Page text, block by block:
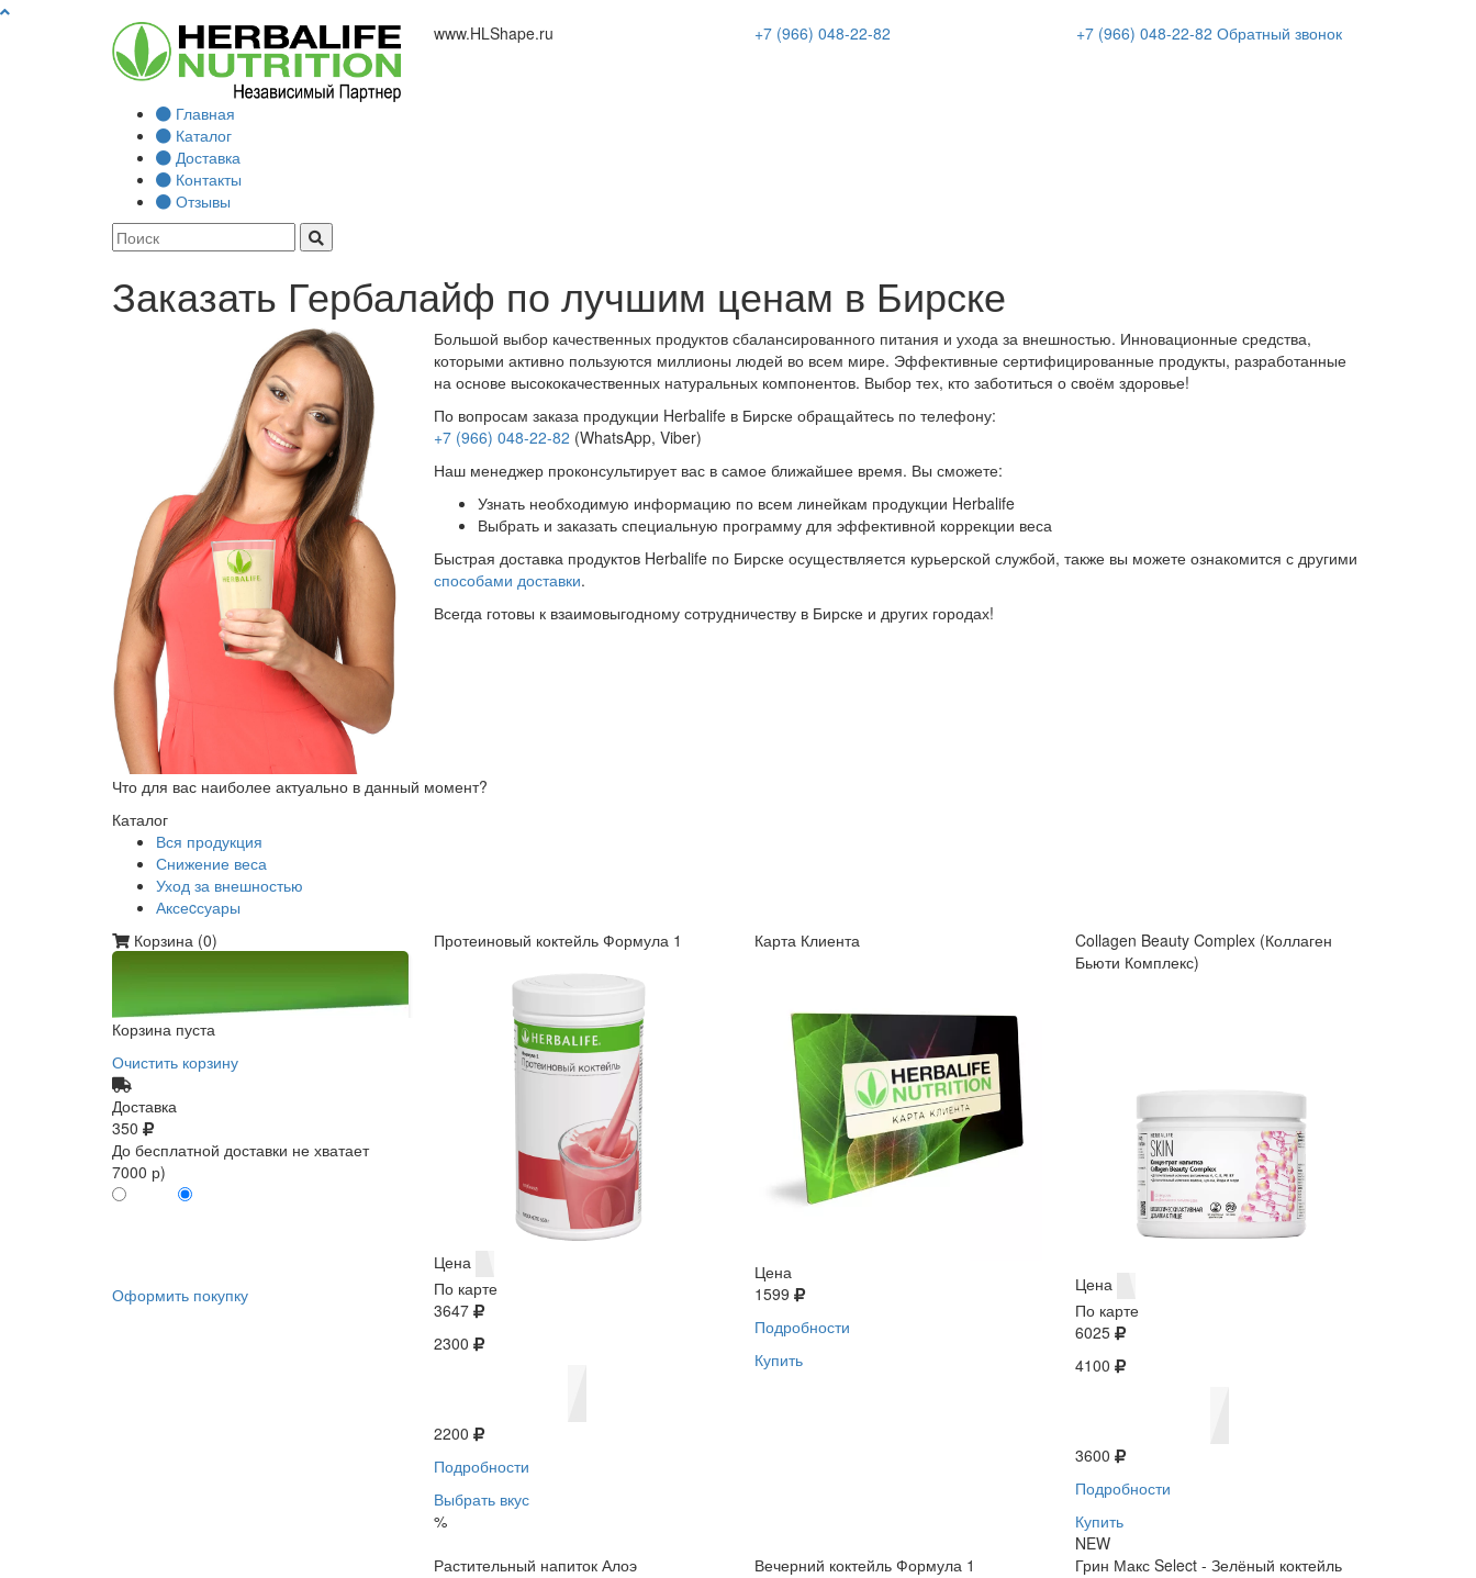
www.HLShape.ru +7 (966) 048-22-82 +7 (966) 048-22-82 Обратный звонок
Главная
Каталог
Доставка
Контакты
Отзывы
Заказать Гербалайф по лучшим ценам в Бирске
Большой выбор качественных продуктов сбалансированного питания и ухода за внешностью. Инновационные средства,
которыми активно пользуются миллионы людей во всем мире. Эффективные сертифицированные продукты, разработанные
на основе высококачественных натуральных компонентов. Выбор тех, кто заботиться о своём здоровье!
По вопросам заказа продукции Herbalife в Бирске обращайтесь по телефону:
+7 (966) 048-22-82 (WhatsApp, Viber)
Наш менеджер проконсультирует вас в самое ближайшее время. Вы сможете:
Узнать необходимую информацию по всем линейкам продукции Herbalife
Выбрать и заказать специальную программу для эффективной коррекции веса
Быстрая доставка продуктов Herbalife по Бирске осуществляется курьерской службой, также вы можете ознакомится с другими
способами доставки.
Всегда готовы к взаимовыгодному сотрудничеству в Бирске и других городах!
Что для вас наиболее актуально в данный момент?
Каталог
Вся продукция
Снижение веса
Уход за внешностью
Аксеcсуары
Корзина (0)
Корзина пуста
Очистить корзину
Доставка
350
До бесплатной доставки не хватает
7000 р)
Оформить покупку
Протеиновый коктейль Формула 1
Цена
По карте
3647
2300
2200
Подробности
Выбрать вкус
%
Карта Клиента
Цена
1599
Подробности
Купить
Collagen Beauty Complex (Коллаген
Бьюти Комплекс)
Цена
По карте
6025
4100
3600
Подробности
Купить
NEW
Растительный напиток Алоэ
Вечерний коктейль Формула 1 Грин Макс Select - Зелёный коктейль